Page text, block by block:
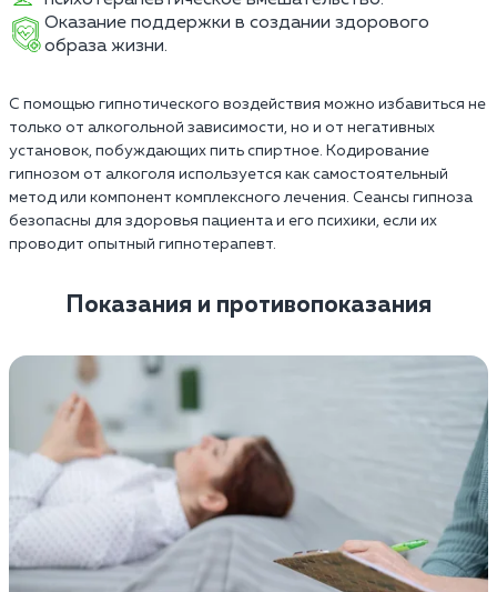
Оказание поддержки в создании здорового
образа жизни.
С помощью гипнотического воздействия можно избавиться не
только от алкогольной зависимости, но и от негативных
установок, побуждающих пить спиртное. Кодирование
гипнозом от алкоголя используется как самостоятельный
метод или компонент комплексного лечения. Сеансы гипноза
безопасны для здоровья пациента и его психики, если их
проводит опытный гипнотерапевт.
Показания и противопоказания